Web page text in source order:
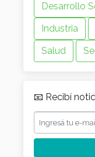
Desarrollo
Industria
Salud
📧 Recibí